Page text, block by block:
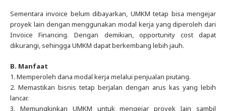
Sementara invoice belum dibayarkan, UMKM tetap bisa mengejar
proyek lain dengan menggunakan modal kerja yang diperoleh dari
Invoice Financing. Dengan demikian, opportunity cost dapat
dikurangi, sehingga UMKM dapat berkembang lebih jauh.
B. Manfaat
1. Memperoleh dana modal kerja melalui penjualan piutang.
2. Memastikan bisnis tetap berjalan dengan arus kas yang lebih
lancar.
3. Memungkinkan UMKM untuk mengejar proyek lain sambil